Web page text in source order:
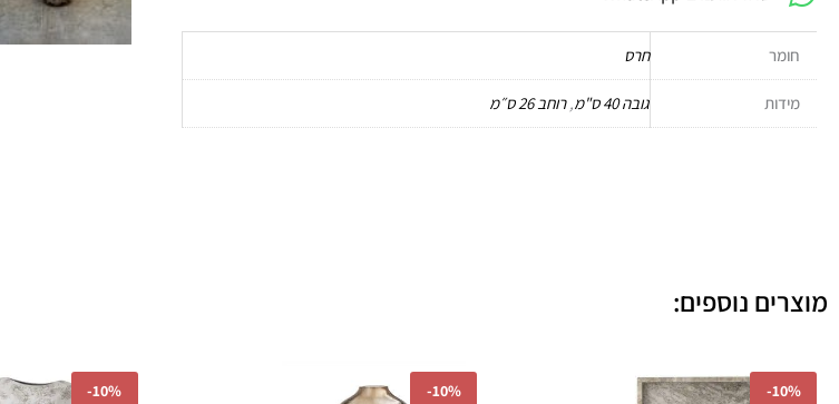
חומר חרס
מידות גובה 40 ס"מ ,רוחב 26 ס״מ
מוצרים נוספים:
10%
-
המחיר
המקורי
המחיר
הנוכחי
10%
-
המקורי
10%
-
המחיר